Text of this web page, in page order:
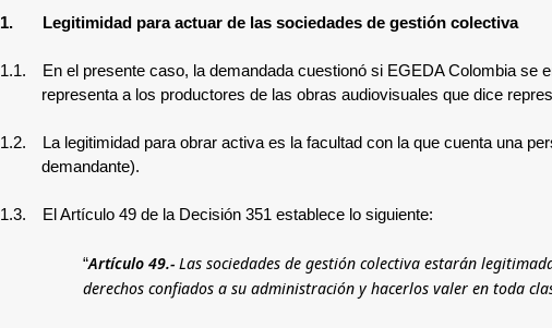
1. Legitimidad para actuar de las sociedades de gestión colectiva
1.1. En el presente caso, la demandada cuestionó si EGEDA Colombia se
representa a los productores de las obras audiovisuales que dice
1.2.
La legitimidad para obrar activa es la facultad con la que cuenta una
demandante).
1.3. El Artículo 49 de la Decisión 351 establece lo siguiente:
“Artículo 49.-Las sociedades de gestión colectiva estarán
derechos confiados a su administración y hacerlos valer en toda